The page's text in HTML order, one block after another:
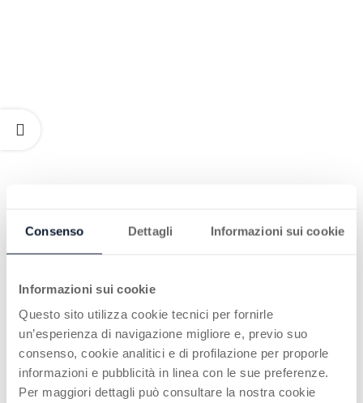
Consenso Dettagli Informazioni sui cookie
Informazioni sui cookie
Questo sito utilizza cookie tecnici per fornirle
un’esperienza di navigazione migliore e, previo suo
consenso, cookie analitici e di profilazione per proporle
informazioni e pubblicità in linea con le sue preferenze.
Per maggiori dettagli può consultare la nostra cookie